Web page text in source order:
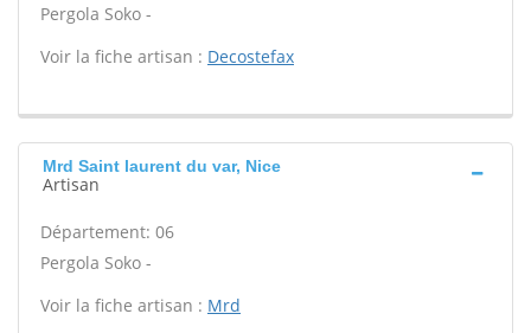
Pergola Soko -
Voir la fiche artisan : Decostefax
Mrd Saint laurent du var, Nice
Artisan
Département: 06
Pergola Soko -
Voir la fiche artisan : Mrd